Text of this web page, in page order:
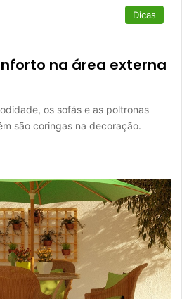
Dicas
na área externa
os sofás e as poltronas
são coringas na decoração.